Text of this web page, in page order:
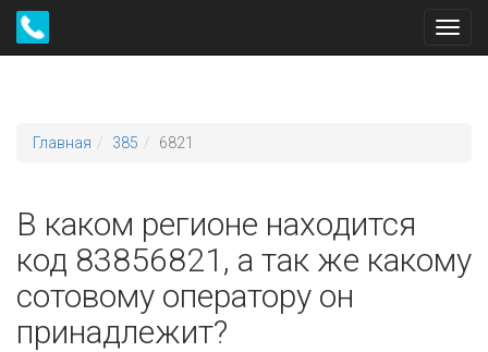
Главная 385 6821
В каком регионе находится
код 83856821, а так же какому
сотовому оператору он
принадлежит?